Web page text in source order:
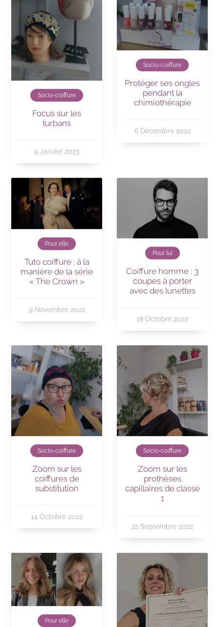
Socio-coiffure
Focus sur les
turbans
9 Janvier 2023
Socio-coiffure
Protéger ses ongles
pendant la
chimiothérapie
6 Décembre 2022
Pour elle
Tuto coiffure : à la
manière de la série
« The Crown »
9 Novembre 2022
Pour lui
Coiffure homme : 3
coupes à porter
avec des lunettes
18 Octobre 2022
Socio-coiffure
Zoom sur les
coiffures de
substitution
14 Octobre 2022
Socio-coiffure
Zoom sur les
prothèses
capillaires de classe
1
22 Septembre 2022
Pour elle